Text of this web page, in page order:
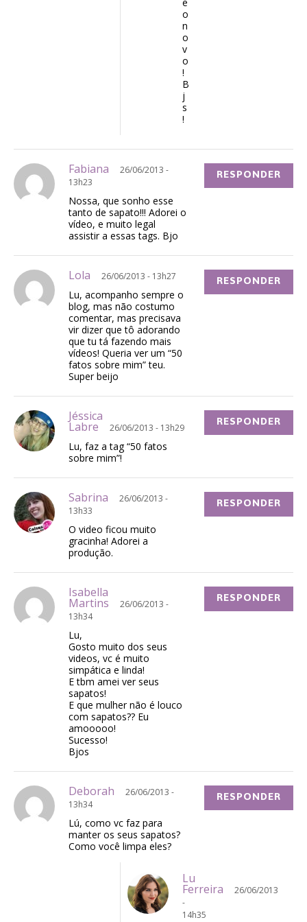
o
n
o
v
o
!
B
j
s
!
Fabiana
26/06/2013 -
13h23
Nossa, que sonho esse
tanto de sapato!!! Adorei o
vídeo, e muito legal
assistir a essas tags. Bjo
RESPONDER
Lola 26/06/2013 - 13h27
Lu, acompanho sempre o
blog, mas não costumo
comentar, mas precisava
vir dizer que tô adorando
que tu tá fazendo mais
vídeos! Queria ver um “50
fatos sobre mim” teu.
Super beijo
RESPONDER
Jéssica
Labre 26/06/2013 - 13h29
Lu, faz a tag “50 fatos
sobre mim”!
RESPONDER
Sabrina
26/06/2013 -
13h33
O video ficou muito
gracinha! Adorei a
produção.
RESPONDER
Isabella
Martins
26/06/2013 -
13h34
Lu,
Gosto muito dos seus
videos, vc é muito
simpática e linda!
E tbm amei ver seus
sapatos!
E que mulher não é louco
com sapatos?? Eu
amooooo!
Sucesso!
Bjos
RESPONDER
Deborah
26/06/2013 -
13h34
Lú, como vc faz para
manter os seus sapatos?
Como você limpa eles?
RESPONDER
Lu
Ferreira
26/06/2013
-
14h35